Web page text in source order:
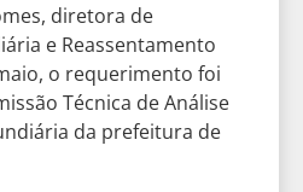
diretora de
e Reassentamento
o requerimento foi
Técnica de Análise
da prefeitura de